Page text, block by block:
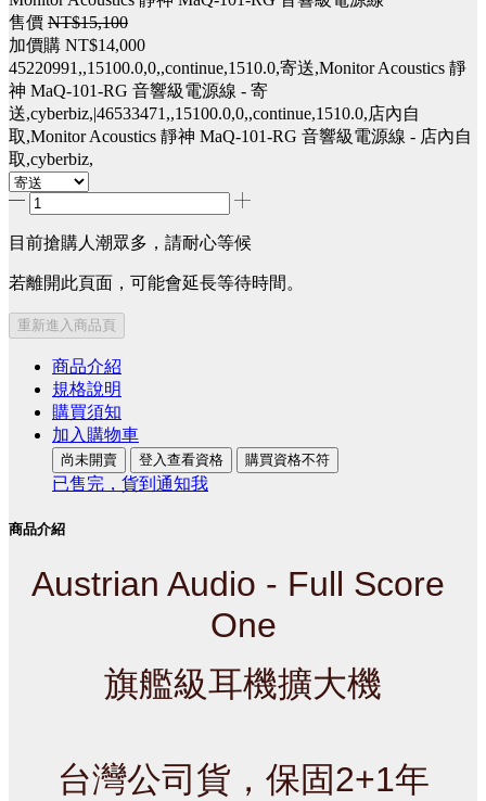
售價 NT$15,100
加價購 NT$14,000
45220991,,15100.0,0,,continue,1510.0,寄送,Monitor Acoustics 靜
神 MaQ-101-RG 音響級電源線 - 寄
送,cyberbiz,|46533471,,15100.0,0,,continue,1510.0,店內自
取,Monitor Acoustics 靜神 MaQ-101-RG 音響級電源線 - 店內自
取,cyberbiz,
目前搶購人潮眾多，請耐心等候
若離開此頁面，可能會延長等待時間。
重新進入商品頁
商品介紹
規格說明
購買須知
加入購物車
尚未開賣 登入查看資格 購買資格不符
已售完，貨到通知我
商品介紹
Austrian Audio - Full Score
One
旗艦級耳機擴大機
台灣公司貨，保固2+1年